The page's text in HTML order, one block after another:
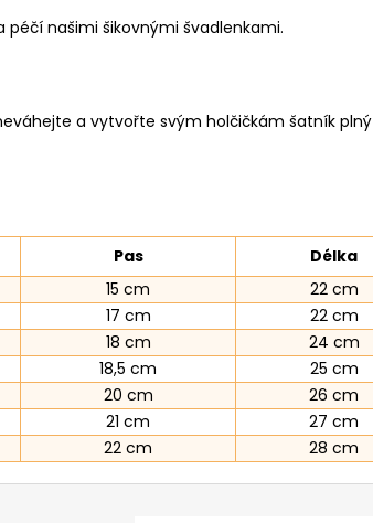
péčí našimi šikovnými švadlenkami.
a vytvořte svým holčičkám šatník plný
Pas
Délka
15 cm
22 cm
17 cm
22 cm
18 cm
24 cm
18,5 cm
25 cm
20 cm
26 cm
21 cm
27 cm
22 cm 28 cm